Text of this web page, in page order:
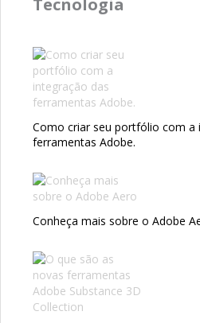
Tecnologia
Como criar seu portfólio com a
ferramentas Adobe.
Conheça mais sobre o Adobe